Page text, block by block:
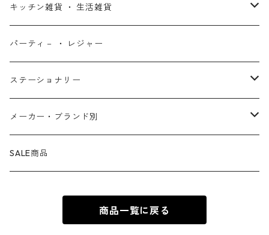
デッド・プール
ファンタスティック・フォー
ゴーストライダー
パニッシャー
サノス
スパイダーグウェン
ズートピア
モアナと伝説の海
ライオンキング
バンビ
ダンボ
101匹わんちゃん
ルーニー・テューンズ
ベアブリック
ワンピース
ドラゴンボール
呪術廻戦
おもちゃ・パズル
コミック・絵本
キーホルダー
ワッペン
マスコット
ピンズ ・ ピンバッジ
缶バッジ ・ 缶ケース
ポーチ ・ バッグ
財布 ・ ウォレット
アクセサリー
ネックレス
スニーカー ・ ソックス
ファッション雑貨
ウォールアート
ポスター ・ デコレーション
ファブリック
キャンドル・ライト
ウォータードーム
キッチン雑貨 ・ 生活雑貨
キッチングッズ
マグカップ ・ グラス ・ タンブラー
お皿 ・ プレート ・ ボウル
ボトルホルダー・オープナー
生活雑貨
ドアマット
タオル・バスマット
パーティ－ ・ レジャー
ステーショナリー
シャープペン・ボールペン
ペンケース
メーカー・ブランド別
BB Designs
SALE商品
商品一覧に戻る